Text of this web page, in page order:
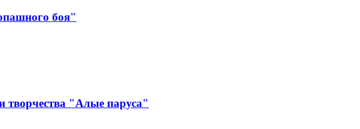
боя"
творчества "Алые паруса"